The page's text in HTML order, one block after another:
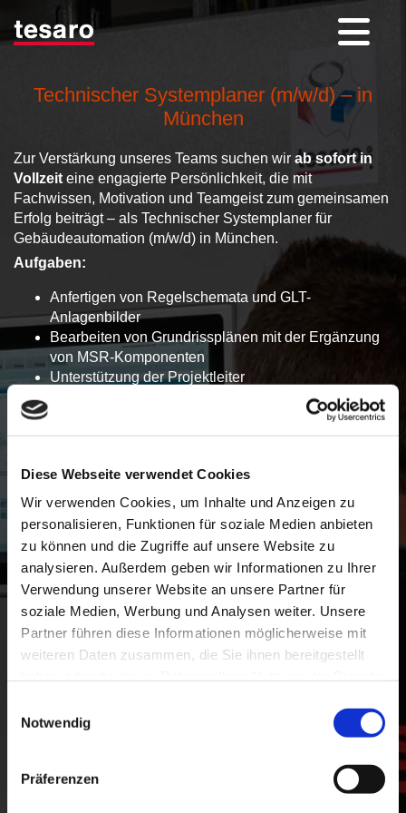
Diese Webseite verwendet Cookies
Wir verwenden Cookies, um Inhalte und Anzeigen zu
personalisieren, Funktionen für soziale Medien anbieten
zu können und die Zugriffe auf unsere Website zu
analysieren. Außerdem geben wir Informationen zu Ihrer
Verwendung unserer Website an unsere Partner für
soziale Medien, Werbung und Analysen weiter. Unsere
Partner führen diese Informationen möglicherweise mit
weiteren Daten zusammen, die Sie ihnen bereitgestellt
Notwendig
Präferenzen
Technischer Systemplaner (m/w/d) – in
München
Zur Verstärkung unseres Teams suchen wir ab sofort in
Vollzeit eine engagierte Persönlichkeit, die mit
Fachwissen, Motivation und Teamgeist zum gemeinsamen
Erfolg beiträgt – als Technischer Systemplaner für
Gebäudeautomation (m/w/d) in München.
Aufgaben:
Anfertigen von Regelschemata und GLT-
Anlagenbilder
Bearbeiten von Grundrissplänen mit der Ergänzung
von MSR-Komponenten
Unterstützung der Projektleiter
Zusammenstellen von Kabel-, Datenpunkt- und
Erstellen von Schaltschrankplänen
Datenblättern zur Erstellung der MSR-Planung
Dein Profil:
Abgeschlossene elektrotechnische Ausbildung oder
technischer Zeichner
Erfahrung in der Gebäudeautomation wünschenswert
Flexibilität, Reisebereitschaft und sehr gute
Kommunikationsfähigkeit in Deutsch
Engagement, Qualitätsbewusstsein, Teamfähigkeit
Du bringst viele, aber noch nicht alle Voraussetzungen
Dann lass uns über deinen Entwicklungsweg für